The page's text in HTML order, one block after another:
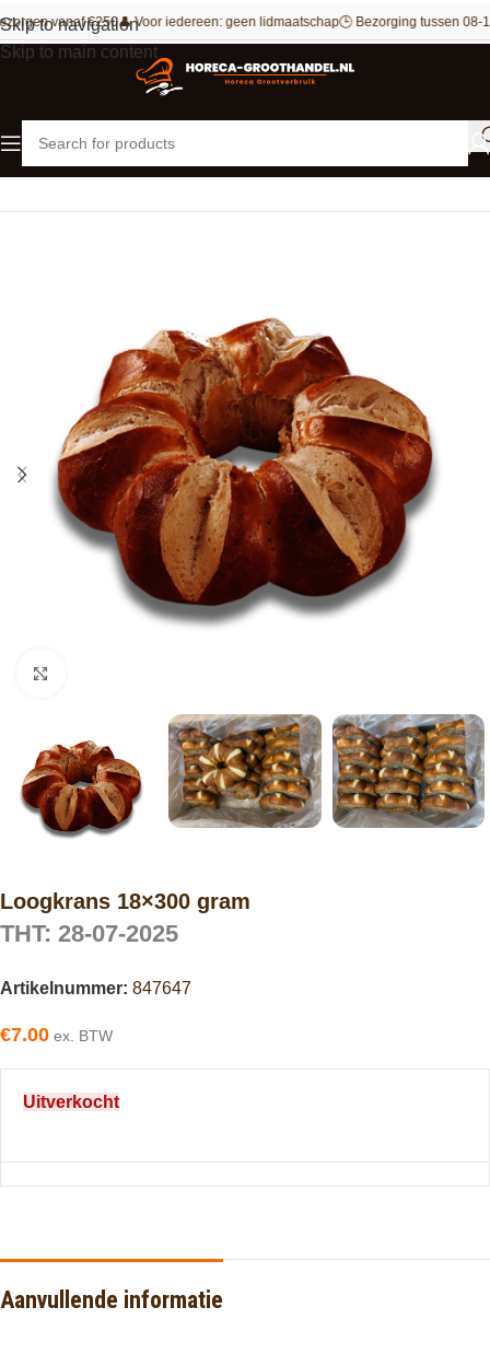
Skip to navigation
Skip to main content
vanaf €250👤 Voor iedereen: geen lidmaatschap🕒 Bezorging tussen 08-
Home Bakkerij Brood
Loogkrans 18×300 gram
THT: 28-07-2025
Artikelnummer: 847647
€7.00 ex. BTW
Uitverkocht
Aanvullende informatie